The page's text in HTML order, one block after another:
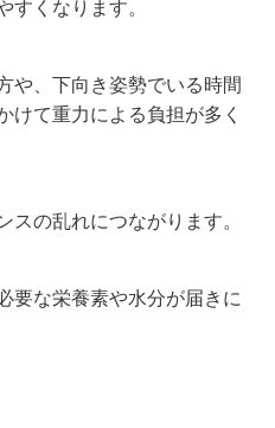
すくなります。
や、下向き姿勢でいる時間
けて重力による負担が多く
スの乱れにつながります。
要な栄養素や水分が届きに